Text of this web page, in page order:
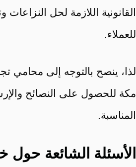
القانونية اللازمة لحل النزاعات
للعملاء.
لذا، ينصح بالتوجه إلى محامي
مكة للحصول على النصائح
المناسبة.
الأسئلة الشائعة حول